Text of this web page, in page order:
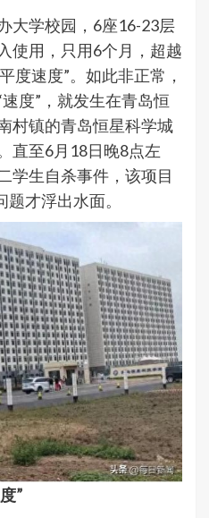
大学校园，6座16-23层
使用，只用6个月，超越
度速度”。如此非正常，
度”，就发生在青岛恒
村镇的青岛恒星科学城
直至6月18日晚8点左
学生自杀事件，该项目
才浮出水面。
”